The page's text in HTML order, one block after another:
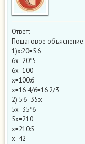
Ответ:
Пошаговое объяснение:
1)x:20=5:6
6х=20*5
6х=100
х=100:6
х=16 4/6=16 2/3
2) 5:6=35:x​
5х=35*6
5х=210
х=210:5
х=42